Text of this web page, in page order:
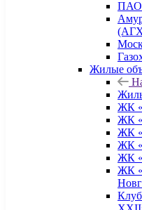
ПАО
Жилые
ЖК
ЖК
ЖК
ЖК
ЖК
ЖК